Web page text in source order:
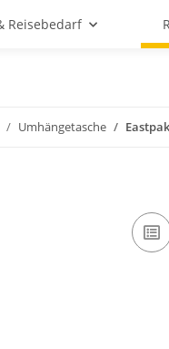
Reisebedarf
Umhängetasche